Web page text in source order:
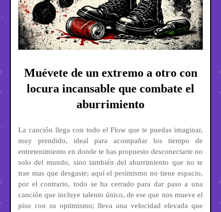
Muévete de un extremo a otro con
locura incansable que combate el
aburrimiento
La canción llega con todo el Flow que te puedas imaginar,
muy prendido, ideal para acompañar los tiempo de
entretenimiento en donde te has propuesto desconectarte no
solo del mundo, sino también del aburrimiento que no te
trae mas que desgaste; aquí el pesimismo no tiene espacio,
por el contrario, todo se ha cerrado para dar paso a una
canción que incluye talento único, de ese que nos mueve el
piso con su optimismo; lleva una velocidad elevada que